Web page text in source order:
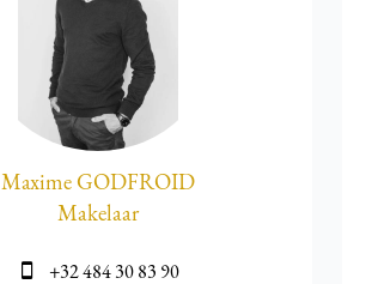
Maxime GODFROID
Makelaar
+32 484 30 83 90